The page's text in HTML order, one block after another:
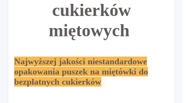
cukierków
miętowych
Najwyższej jakości niestandardowe
opakowania puszek na miętówki do
bezpłatnych cukierków